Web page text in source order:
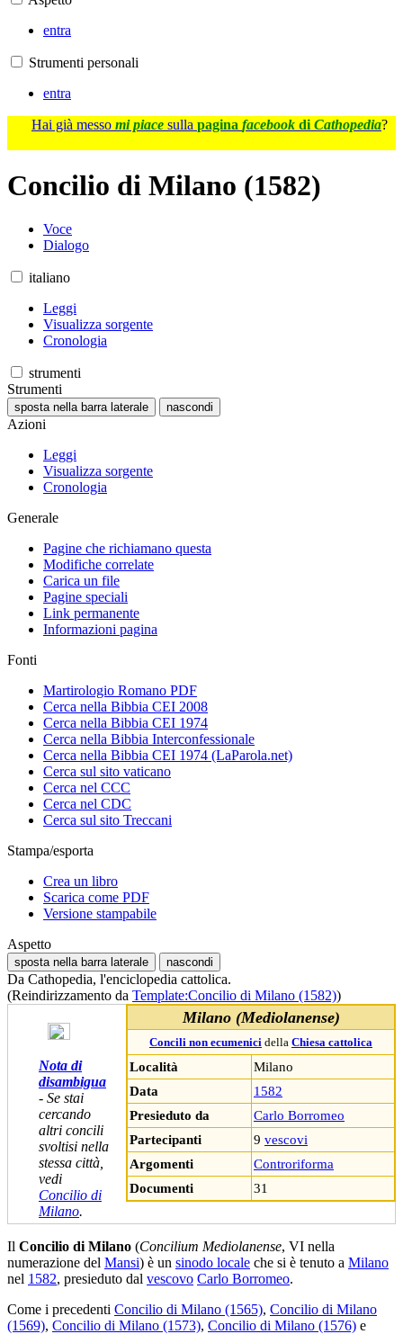
entra
Strumenti personali
entra
Hai già messo mi piace sulla pagina facebook di Cathopedia?
Concilio di Milano (1582)
Voce
Dialogo
italiano
Leggi
Visualizza sorgente
Cronologia
strumenti
Strumenti
sposta nella barra laterale nascondi
Azioni
Leggi
Visualizza sorgente
Cronologia
Generale
Pagine che richiamano questa
Modifiche correlate
Carica un file
Pagine speciali
Link permanente
Informazioni pagina
Fonti
Martirologio Romano PDF
Cerca nella Bibbia CEI 2008
Cerca nella Bibbia CEI 1974
Cerca nella Bibbia Interconfessionale
Cerca nella Bibbia CEI 1974 (LaParola.net)
Cerca sul sito vaticano
Cerca nel CCC
Cerca nel CDC
Cerca sul sito Treccani
Stampa/esporta
Crea un libro
Scarica come PDF
Versione stampabile
Aspetto
sposta nella barra laterale nascondi
Da Cathopedia, l'enciclopedia cattolica.
(Reindirizzamento da Template:Concilio di Milano (1582))
Milano (Mediolanense)
Concili non ecumenici della Chiesa cattolica
Località
Milano
Data
1582
Presieduto da
Carlo Borromeo
Partecipanti
9 vescovi
Argomenti
Controriforma
Documenti
31
Nota di
disambigua
- Se stai
cercando
altri concili
svoltisi nella
stessa città,
vedi
Concilio di
Milano.
Il Concilio di Milano (Concilium Mediolanense, VI nella
numerazione del Mansi) è un sinodo locale che si è tenuto a Milano
nel 1582, presieduto dal vescovo Carlo Borromeo.
Come i precedenti Concilio di Milano (1565), Concilio di Milano
(1569), Concilio di Milano (1573)‎, Concilio di Milano (1576)‎ e